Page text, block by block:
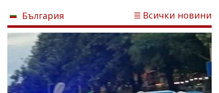
България Всички новини